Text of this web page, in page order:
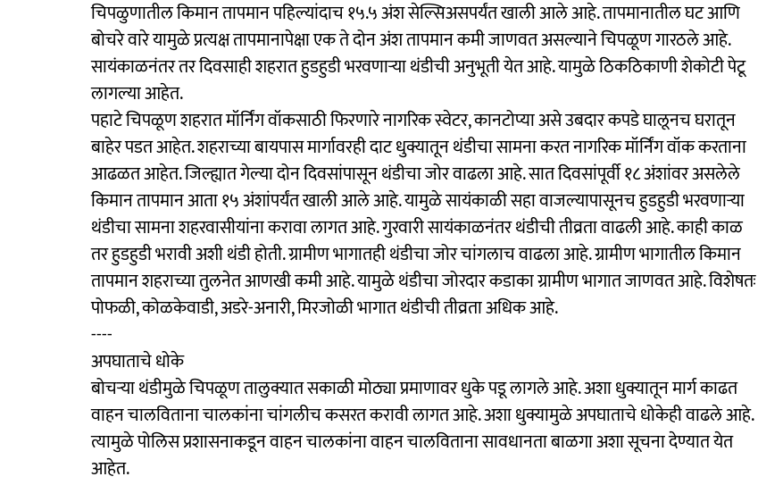
चिपळुणातील किमान तापमान पहिल्यांदाच १५.५ अंश सेल्सिअसपर्यंत खाली आले आहे. तापमानातील घट आणि
बोचरे वारे यामुळे प्रत्यक्ष तापमानापेक्षा एक ते दोन अंश तापमान कमी जाणवत असल्याने चिपळूण गारठले आहे.
सायंकाळनंतर तर दिवसाही शहरात हुडहुडी भरवणाऱ्‍या थंडीची अनुभूती येत आहे. यामुळे ठिकठिकाणी शेकोटी पेटू
लागल्या आहेत.
पहाटे चिपळूण शहरात मॉर्निंग वॉकसाठी फिरणारे नागरिक स्वेटर, कानटोप्या असे उबदार कपडे घालूनच घरातून
बाहेर पडत आहेत. शहराच्या बायपास मार्गावरही दाट धुक्यातून थंडीचा सामना करत नागरिक मॉर्निंग वॉक करताना
आढळत आहेत. जिल्ह्यात गेल्या दोन दिवसांपासून थंडीचा जोर वाढला आहे. सात दिवसांपूर्वी १८ अंशांवर असलेले
किमान तापमान आता १५ अंशांपर्यंत खाली आले आहे. यामुळे सायंकाळी सहा वाजल्यापासूनच हुडहुडी भरवणाऱ्या
थंडीचा सामना शहरवासीयांना करावा लागत आहे. गुरवारी सायंकाळनंतर थंडीची तीव्रता वाढली आहे. काही काळ
तर हुडहुडी भरावी अशी थंडी होती. ग्रामीण भागातही थंडीचा जोर चांगलाच वाढला आहे. ग्रामीण भागातील किमान
तापमान शहराच्या तुलनेत आणखी कमी आहे. यामुळे थंडीचा जोरदार कडाका ग्रामीण भागात जाणवत आहे. विशेषतः
पोफळी, कोळकेवाडी, अडरे-अनारी, मिरजोळी भागात थंडीची तीव्रता अधिक आहे.
----
अपघाताचे धोके
बोचऱ्या थंडीमुळे चिपळूण तालुक्यात सकाळी मोठ्या प्रमाणावर धुके पडू लागले आहे. अशा धुक्यातून मार्ग काढत
वाहन चालविताना चालकांना चांगलीच कसरत करावी लागत आहे. अशा धुक्यामुळे अपघाताचे धोकेही वाढले आहे.
त्यामुळे पोलिस प्रशासनाकडून वाहन चालकांना वाहन चालविताना सावधानता बाळगा अशा सूचना देण्यात येत
आहेत.